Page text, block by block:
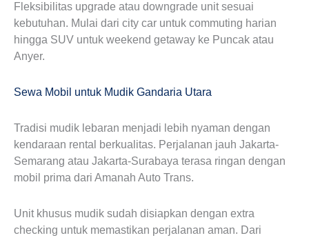
Fleksibilitas upgrade atau downgrade unit sesuai
kebutuhan. Mulai dari city car untuk commuting harian
hingga SUV untuk weekend getaway ke Puncak atau
Anyer.
Sewa Mobil untuk Mudik Gandaria Utara
Tradisi mudik lebaran menjadi lebih nyaman dengan
kendaraan rental berkualitas. Perjalanan jauh Jakarta-
Semarang atau Jakarta-Surabaya terasa ringan dengan
mobil prima dari Amanah Auto Trans.
Unit khusus mudik sudah disiapkan dengan extra
checking untuk memastikan perjalanan aman. Dari